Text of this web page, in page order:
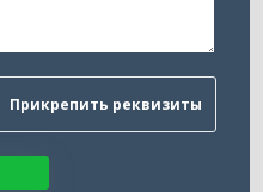
Прикрепить реквизиты